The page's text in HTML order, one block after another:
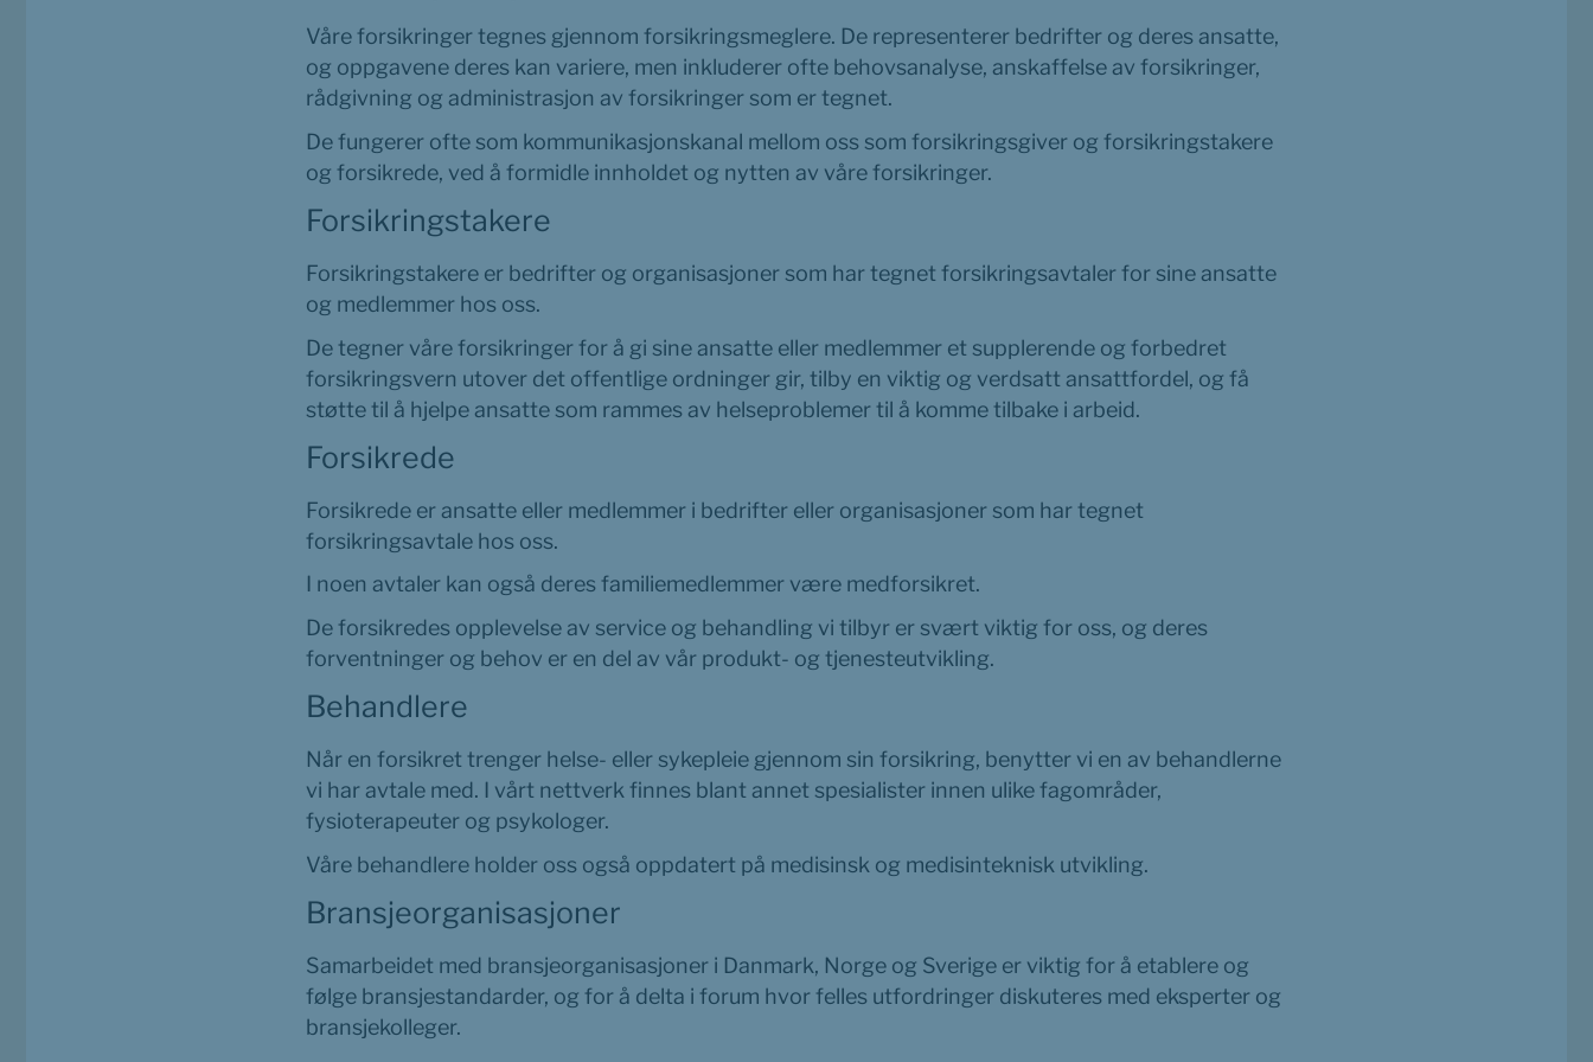
Våre forsikringer tegnes gjennom forsikringsmeglere. De representerer bedrifter og deres ansatte,
og oppgavene deres kan variere, men inkluderer ofte behovsanalyse, anskaffelse av forsikringer,
rådgivning og administrasjon av forsikringer som er tegnet.
De fungerer ofte som kommunikasjonskanal mellom oss som forsikringsgiver og forsikringstakere
og forsikrede, ved å formidle innholdet og nytten av våre forsikringer.
Forsikringstakere
Forsikringstakere er bedrifter og organisasjoner som har tegnet forsikringsavtaler for sine ansatte
og medlemmer hos oss.
De tegner våre forsikringer for å gi sine ansatte eller medlemmer et supplerende og forbedret
forsikringsvern utover det offentlige ordninger gir, tilby en viktig og verdsatt ansattfordel, og få
støtte til å hjelpe ansatte som rammes av helseproblemer til å komme tilbake i arbeid.
Forsikrede
Forsikrede er ansatte eller medlemmer i bedrifter eller organisasjoner som har tegnet
forsikringsavtale hos oss.
I noen avtaler kan også deres familiemedlemmer være medforsikret.
De forsikredes opplevelse av service og behandling vi tilbyr er svært viktig for oss, og deres
forventninger og behov er en del av vår produkt- og tjenesteutvikling.
Behandlere
Når en forsikret trenger helse- eller sykepleie gjennom sin forsikring, benytter vi en av behandlerne
vi har avtale med. I vårt nettverk finnes blant annet spesialister innen ulike fagområder,
fysioterapeuter og psykologer.
Våre behandlere holder oss også oppdatert på medisinsk og medisinteknisk utvikling.
Bransjeorganisasjoner
Samarbeidet med bransjeorganisasjoner i Danmark, Norge og Sverige er viktig for å etablere og
følge bransjestandarder, og for å delta i forum hvor felles utfordringer diskuteres med eksperter og
bransjekolleger.